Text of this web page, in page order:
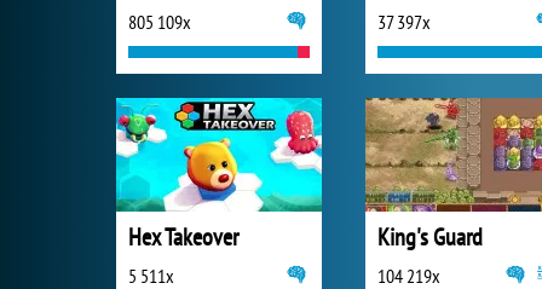
805 109x 37 397x
Hex Takeover
5 511x
King's Guard
104 219x